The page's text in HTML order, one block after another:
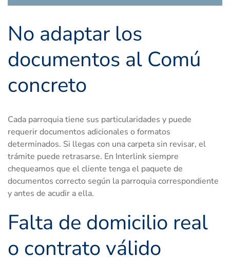
No adaptar los
documentos al Comú
concreto
Cada parroquia tiene sus particularidades y puede
requerir documentos adicionales o formatos
determinados. Si llegas con una carpeta sin revisar, el
trámite puede retrasarse. En Interlink siempre
chequeamos que el cliente tenga el paquete de
documentos correcto según la parroquia correspondiente
y antes de acudir a ella.
Falta de domicilio real
o contrato válido